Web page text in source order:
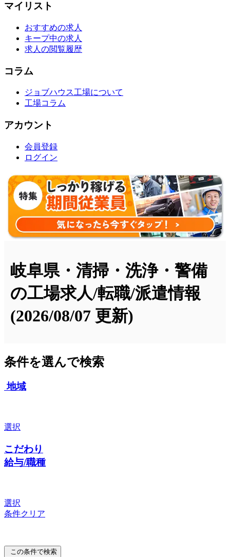
マイリスト
おすすめの求人
キープ中の求人
求人の閲覧履歴
コラム
ジョブハウス工場について
工場コラム
アカウント
会員登録
ログイン
岐阜県・清掃・洗浄・警備
の工場求人/転職/派遣情報
(2026/08/07 更新)
条件を選んで検索
地域
選択
こだわり
給与/職種
選択
条件クリア
この条件で検索